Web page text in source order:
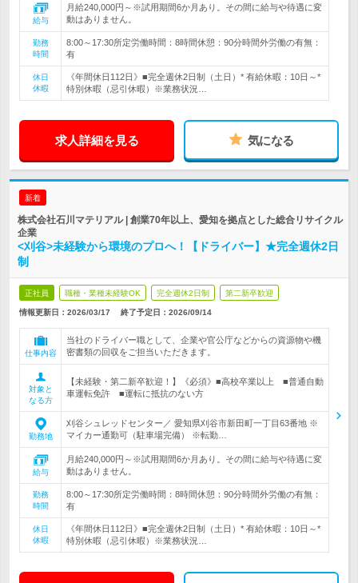
給与
月給240,000円～※試用期間6か月あり。その間に給与や待遇に変
動はありません。
勤務
時間
8:00～17:30所定労働時間：8時間休憩：90分時間外労働の有無：
有
休日
休暇
《年間休日112日》■完全週休2日制（土日）* 有給休暇：10日～*
特別休暇（忌引休暇）※業務状況…
求人詳細を見る 気になる
新着
株式会社石川マテリアル | 創業70年以上、愛知を拠点とした総合リサイクル
企業
<刈谷>未経験から環境のプロへ！【ドライバー】★完全週休2日
制
正社員 職種・業種未経験OK 完全週休2日制 第二新卒歓迎
情報更新日：2026/03/17 終了予定日： 2026/09/14
仕事内容
当社のドライバー職として、企業や官公庁などからの資源物や機
密書類の回収をご担当いただきます。
対象と
なる方
【未経験・第二新卒歓迎！】《必須》■高校卒業以上 ■普通自動
車運転免許 ■運転に抵抗のない方
勤務地
刈谷シュレッドセンター／ 愛知県刈谷市新田町一丁目63番地 ※
マイカー通勤可（駐車場完備） ※転勤…
給与
月給240,000円～※試用期間6か月あり。その間に給与や待遇に変
動はありません。
勤務
時間
8:00～17:30所定労働時間：8時間休憩：90分時間外労働の有無：
有
休日
休暇
《年間休日112日》■完全週休2日制（土日）* 有給休暇：10日～*
特別休暇（忌引休暇）※業務状況…